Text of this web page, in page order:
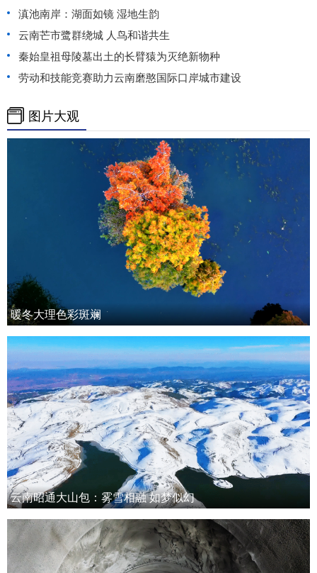
滇池南岸：湖面如镜 湿地生韵
云南芒市鹭群绕城 人鸟和谐共生
秦始皇祖母陵墓出土的长臂猿为灭绝新物种
劳动和技能竞赛助力云南磨憨国际口岸城市建设
图片大观
暖冬大理色彩斑斓
云南昭通大山包：雾雪相融 如梦似幻